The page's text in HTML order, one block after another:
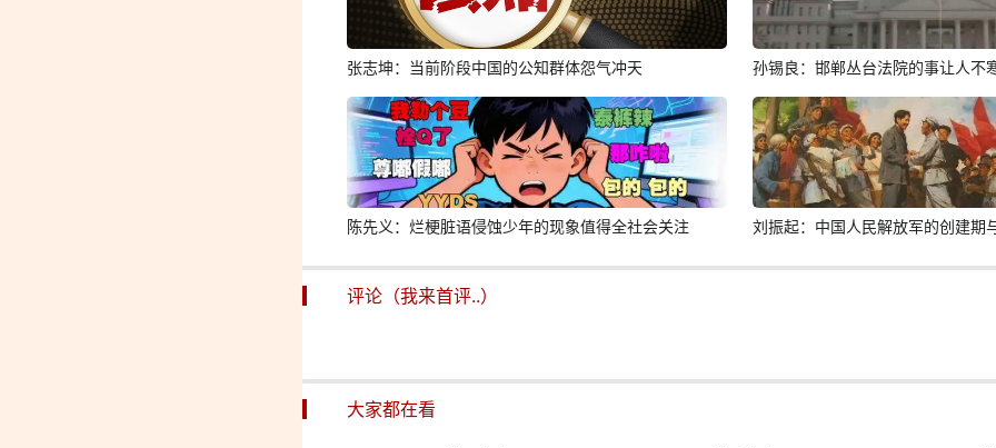
张志坤：当前阶段中国的公知群体怨气冲天 孙锡良：邯郸丛台法院的事让人不
陈先义：烂梗脏语侵蚀少年的现象值得全社会关注 刘振起：中国人民解放军的创建期
评论（我来首评..）
大家都在看